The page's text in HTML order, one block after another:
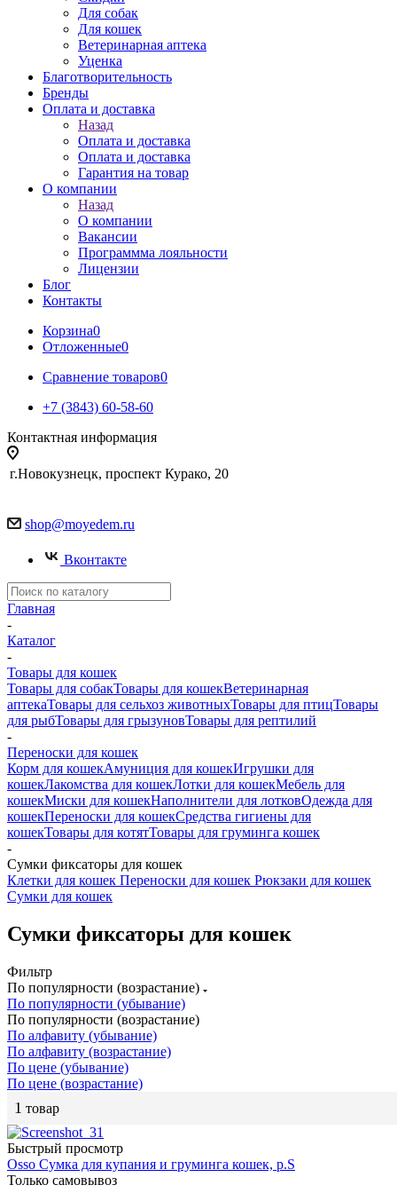
Для собак
Для кошек
Ветеринарная аптека
Уценка
Благотворительность
Бренды
Оплата и доставка
Назад
Оплата и доставка
Оплата и доставка
Гарантия на товар
О компании
Назад
О компании
Вакансии
Программма лояльности
Лицензии
Блог
Контакты
Корзина0
Отложенные0
Сравнение товаров0
+7 (3843) 60-58-60
Контактная информация
г.Новокузнецк, проспект Курако, 20
shop@moyedem.ru
Вконтакте
Главная
-
Каталог
-
Товары для кошек
Товары для собакТовары для кошекВетеринарная
аптекаТовары для сельхоз животныхТовары для птицТовары
для рыбТовары для грызуновТовары для рептилий
-
Переноски для кошек
Корм для кошекАмуниция для кошекИгрушки для
кошекЛакомства для кошекЛотки для кошекМебель для
кошекМиски для кошекНаполнители для лотковОдежда для
кошекПереноски для кошекСредства гигиены для
кошекТовары для котятТовары для груминга кошек
-
Сумки фиксаторы для кошек
Клетки для кошек Переноски для кошек Рюкзаки для кошек
Сумки для кошек
Сумки фиксаторы для кошек
Фильтр
По популярности (возрастание)
По популярности (убывание)
По популярности (возрастание)
По алфавиту (убывание)
По алфавиту (возрастание)
По цене (убывание)
По цене (возрастание)
1 товар
Быстрый просмотр
Osso Сумка для купания и груминга кошек, р.S
Только самовывоз